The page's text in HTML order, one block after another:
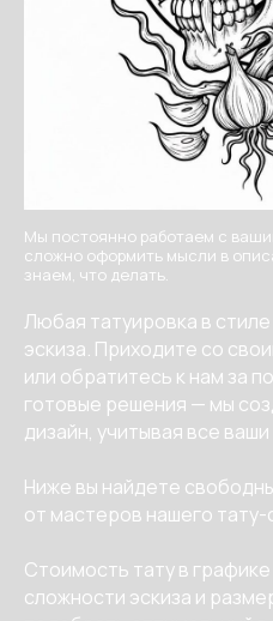
Мы постоянно работаем с
сложно оформить мысли в
знаем, что делать.
Любая татуировка в
эскиза. Приходите со
или обратитесь к нам за
готовые решения — мы
дизайн, учитывая все
Ниже вы найдете
от мастеров нашего тату-
Стоимость тату в
сложности эскиза и